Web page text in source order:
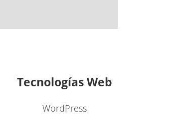
Tecnologías Web
WordPress